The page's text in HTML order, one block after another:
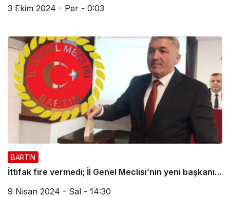
3 Ekim 2024 - Per - 0:03
BARTIN
İttifak fire vermedi; İl Genel Meclisi’nin yeni başkanı…
9 Nisan 2024 - Sal - 14:30